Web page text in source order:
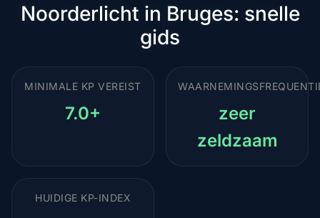
Noorderlicht in Bruges: snelle
gids
MINIMALE KP VEREIST
7.0+
zeer
zeldzaam
HUIDIGE KP-INDEX